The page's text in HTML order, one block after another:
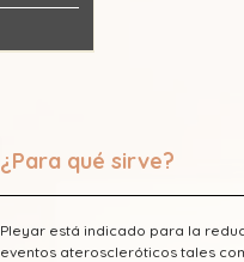
¿Para qué sirve?
Pleyar está indicado para la
eventos ateroscleróticos tales